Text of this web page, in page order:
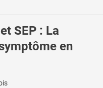
SEP : La
en